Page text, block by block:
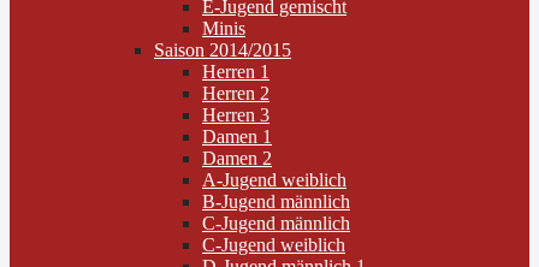
E-Jugend gemischt
Minis
Saison 2014/2015
Herren 1
Herren 2
Herren 3
Damen 1
Damen 2
A-Jugend weiblich
B-Jugend männlich
C-Jugend männlich
C-Jugend weiblich